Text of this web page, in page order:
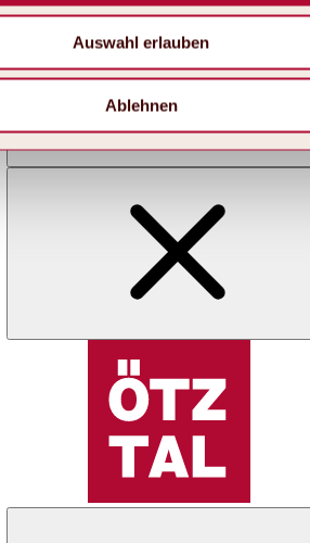
Auswahl erlauben
Ablehnen